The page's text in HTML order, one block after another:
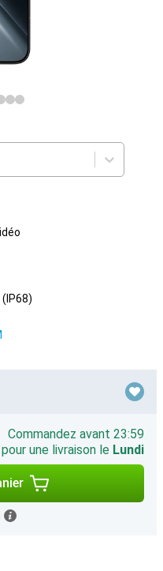
Commandez avant 23:59
pour une livraison le Lundi